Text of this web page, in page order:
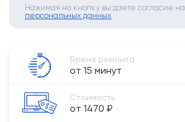
Нажимая на кнопку вы даете согласие на
персональных данных
Время ремонта
от 15 минут
Стоимость
от 1470 ₽